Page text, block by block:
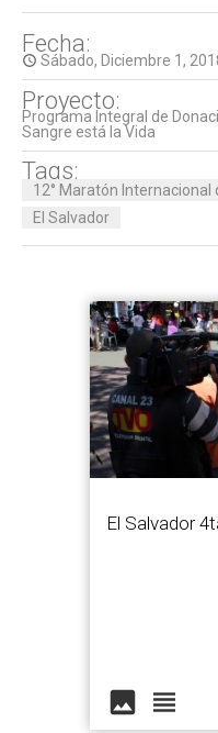
Fecha:
access_time Sábado, Diciembre 1,
Proyecto:
Programa Integral de
Sangre está la Vida
Tags:
12° Maratón Internacional
El Salvador
El Salvador
image view_headline